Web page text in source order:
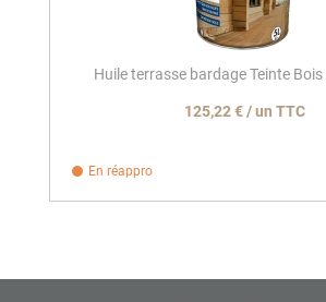
Huile terrasse bardage Teinte
125,22 € / un TTC
En réappro